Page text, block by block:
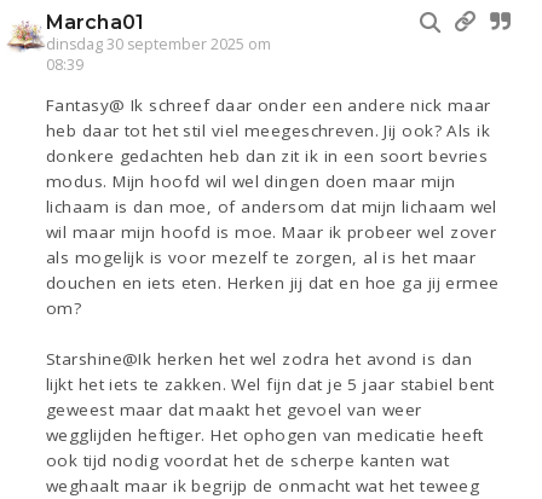
Marcha01
dinsdag 30 september 2025 om
08:39
Fantasy@ Ik schreef daar onder een andere nick maar
heb daar tot het stil viel meegeschreven. Jij ook? Als ik
donkere gedachten heb dan zit ik in een soort bevries
modus. Mijn hoofd wil wel dingen doen maar mijn
lichaam is dan moe, of andersom dat mijn lichaam wel
wil maar mijn hoofd is moe. Maar ik probeer wel zover
als mogelijk is voor mezelf te zorgen, al is het maar
douchen en iets eten. Herken jij dat en hoe ga jij ermee
om?
Starshine@Ik herken het wel zodra het avond is dan
lijkt het iets te zakken. Wel fijn dat je 5 jaar stabiel bent
geweest maar dat maakt het gevoel van weer
wegglijden heftiger. Het ophogen van medicatie heeft
ook tijd nodig voordat het de scherpe kanten wat
weghaalt maar ik begrijp de onmacht wat het teweeg